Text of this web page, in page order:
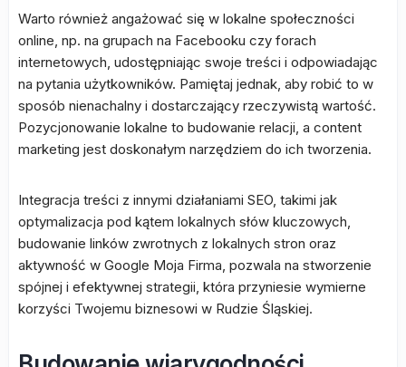
Warto również angażować się w lokalne społeczności
online, np. na grupach na Facebooku czy forach
internetowych, udostępniając swoje treści i odpowiadając
na pytania użytkowników. Pamiętaj jednak, aby robić to w
sposób nienachalny i dostarczający rzeczywistą wartość.
Pozycjonowanie lokalne to budowanie relacji, a content
marketing jest doskonałym narzędziem do ich tworzenia.
Integracja treści z innymi działaniami SEO, takimi jak
optymalizacja pod kątem lokalnych słów kluczowych,
budowanie linków zwrotnych z lokalnych stron oraz
aktywność w Google Moja Firma, pozwala na stworzenie
spójnej i efektywnej strategii, która przyniesie wymierne
korzyści Twojemu biznesowi w Rudzie Śląskiej.